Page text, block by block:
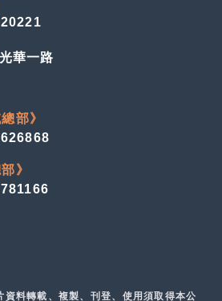
華一路
部》
》
資料轉載、複製、刊登、使用須取得本公